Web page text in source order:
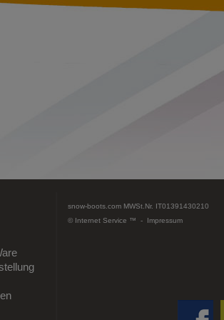
snow-boots.com MWSt.Nr. IT01391430210
© Internet Service ™ - Impressum